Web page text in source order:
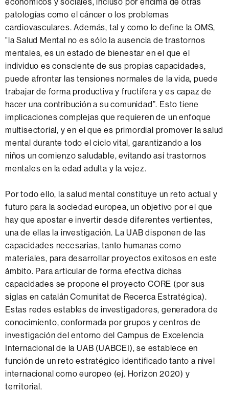
a
l
u
d
M
e
n
t
a
l
R
E
S
m
n
patologías como el cáncer o los problemas
cardiovasculares. Además, tal y como lo define la OMS,
"la Salud Mental no es sólo la ausencia de trastornos
mentales, es un estado de bienestar en el que el
individuo es consciente de sus propias capacidades,
puede afrontar las tensiones normales de la vida, puede
trabajar de forma productiva y fructífera y es capaz de
hacer una contribución a su comunidad”. Esto tiene
implicaciones complejas que requieren de un enfoque
multisectorial, y en el que es primordial promover la salud
mental durante todo el ciclo vital, garantizando a los
niños un comienzo saludable, evitando así trastornos
mentales en la edad adulta y la vejez.
Por todo ello, la salud mental constituye un reto actual y
futuro para la sociedad europea, un objetivo por el que
hay que apostar e invertir desde diferentes vertientes,
una de ellas la investigación. La UAB disponen de las
capacidades necesarias, tanto humanas como
materiales, para desarrollar proyectos exitosos en este
ámbito. Para articular de forma efectiva dichas
capacidades se propone el proyecto CORE (por sus
siglas en catalán Comunitat de Recerca Estratégica).
Estas redes estables de investigadores, generadora de
conocimiento, conformada por grupos y centros de
investigación del entorno del Campus de Excelencia
Internacional de la UAB (UABCEI), se establece en
función de un reto estratégico identificado tanto a nivel
internacional como europeo (ej. Horizon 2020) y
territorial.